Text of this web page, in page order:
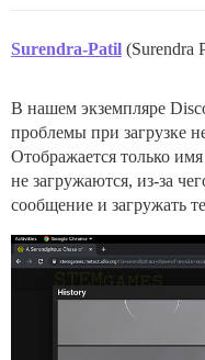
Surendra-Patil (Surendra
В нашем экземпляре
проблемы при загрузке
Отображается только
не загружаются, из-за
сообщение и загружать